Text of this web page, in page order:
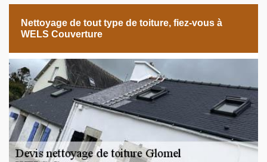
Nettoyage de tout type de toiture, fiez-vous à
WELS Couverture